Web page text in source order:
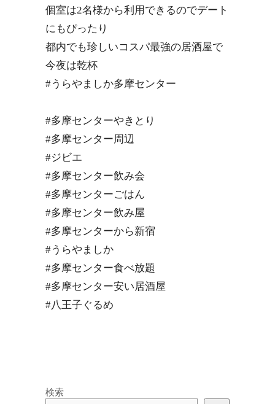
個室は2名様から利用できるのでデート
にもぴったり
都内でも珍しいコスパ最強の居酒屋で
今夜は乾杯
#うらやましか多摩センター
#多摩センターやきとり
#多摩センター周辺
#ジビエ
#多摩センター飲み会
#多摩センターごはん
#多摩センター飲み屋
#多摩センターから新宿
#うらやましか
#多摩センター食べ放題
#多摩センター安い居酒屋
#八王子ぐるめ
検索